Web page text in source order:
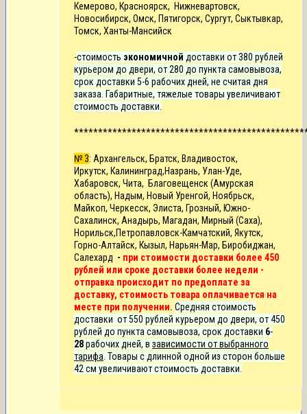
Кемерово, Красноярск, Нижневартовск,
Новосибирск, Омск, Пятигорск, Сургут, Сыктывкар,
Томск, Ханты-Мансийск
-стоимость экономичной доставки от 380 рублей
курьером до двери, от 280 до пункта самовывоза,
срок доставки 5-6 рабочих дней, не считая дня
заказа. Габаритные, тяжелые товары увеличивают
стоимость доставки.
№ 3: Архангельск, Братск, Владивосток,
Иркутск, Калининград,Назрань, Улан-Уде,
Хабаровск, Чита, Благовещенск (Амурская
область), Надым, Новый Уренгой, Ноябрьск,
Майкоп, Черкесск, Элиста, Грозный, Южно-
Сахалинск, Анадырь, Магадан, Мирный (Саха),
Норильск,Петропавловск-Камчатский, Якутск,
Горно-Алтайск, Кызыл, Нарьян-Мар, Биробиджан,
Салехард - при стоимости доставки более 450
рублей или сроке доставки более недели -
отправка происходит по предоплате за
доставку, стоимость товара оплачивается на
месте при получении. Средняя стоимость
доставки от 550 рублей курьером до двери, от 450
рублей до пункта самовывоза, срок доставки 6-
28рабочих дней, в зависимости от выбранного
тарифа . Товары с длинной одной из сторон больше
42 см увеличивают стоимость доставки.